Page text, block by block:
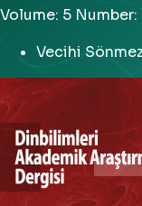
Volume: 5 Number:
Vecihi Sönmez